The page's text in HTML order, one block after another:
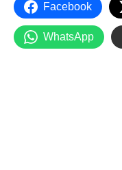
Facebook
WhatsApp